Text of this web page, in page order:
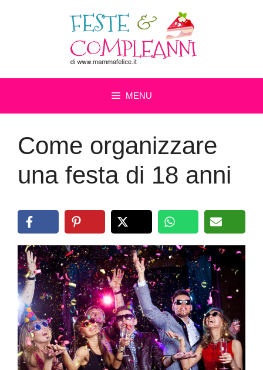
MENU
Come organizzare
una festa di 18 anni